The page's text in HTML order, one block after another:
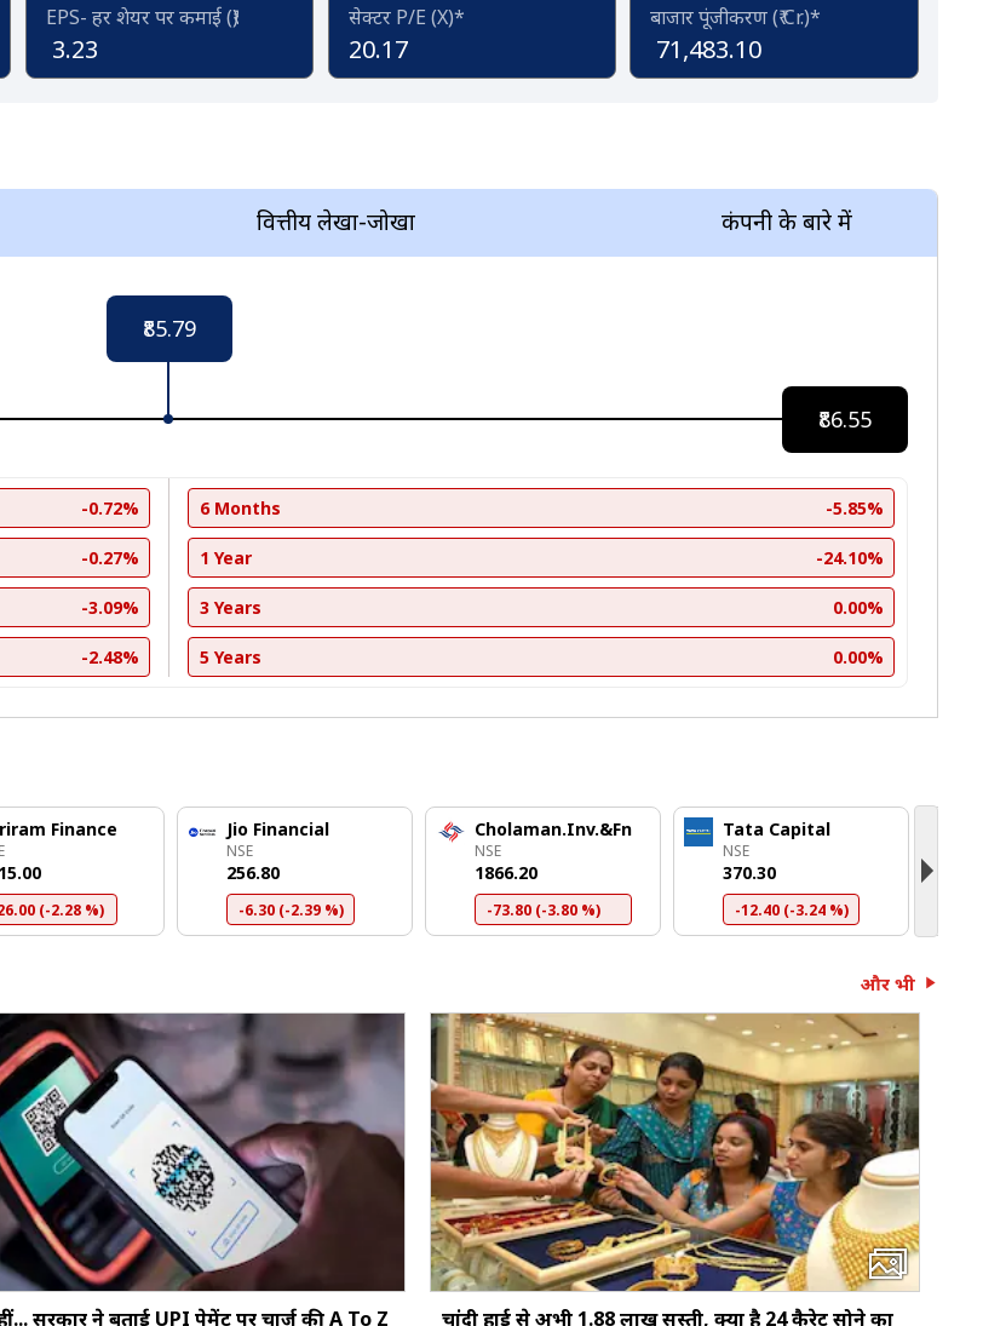
EPS- हर शेयर पर कमाई (₹)
3.23
सेक्टर P/E (X)*
20.17
बाजार पूंजीकरण (₹ Cr.)*
71,483.10
वित्तीय लेखा-जोखा कंपनी के बारे में
₹85.79
₹86.55
-0.72%
-0.27%
-3.09%
-2.48%
6 Months -5.85%
1 Year -24.10%
3 Years 0.00%
5 Years 0.00%
Finance
(-2.28 %)
Jio Financial
NSE
₹256.80
-6.30 (-2.39 %)
Cholaman.Inv.&Fn
NSE
₹1866.20
-73.80 (-3.80 %)
Tata Capital
NSE
₹370.30
-12.40 (-3.24 %)
सरकार ने बताई UPI पेमेंट पर चार्ज की A To Z
चांदी हाई से अभी ₹1.88 लाख सस्ती, क्या है 24 कैरेट सोने का
और भी